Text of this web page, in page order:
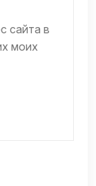
сайта в
моих